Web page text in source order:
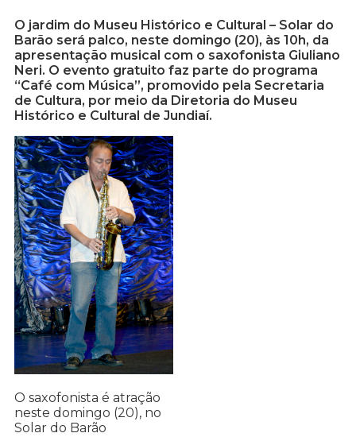
O jardim do Museu Histórico e Cultural – Solar do
Barão será palco, neste domingo (20), às 10h, da
apresentação musical com o saxofonista Giuliano
Neri. O evento gratuito faz parte do programa
“Café com Música”, promovido pela Secretaria
de Cultura, por meio da Diretoria do Museu
Histórico e Cultural de Jundiaí.
O saxofonista é atração
neste domingo (20), no
Solar do Barão